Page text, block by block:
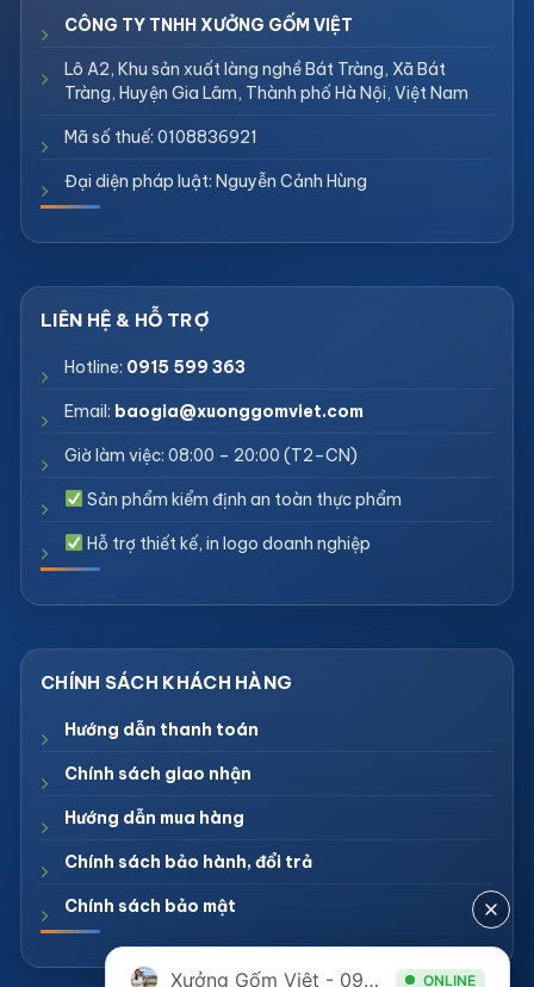
CÔNG TY TNHH XƯỞNG GỐM VIỆT
Lô A2, Khu sản xuất làng nghề Bát Tràng, Xã Bát
Tràng, Huyện Gia Lâm, Thành phố Hà Nội, Việt Nam
Mã số thuế: 0108836921
Đại diện pháp luật: Nguyễn Cảnh Hùng
Hotline: 0915 599 363
Email: baogia@xuonggomviet.com
Giờ làm việc: 08:00 – 20:00 (T2–CN)
Sản phẩm kiểm định an toàn thực phẩm
Hỗ trợ thiết kế, in logo doanh nghiệp
Hướng dẫn thanh toán
Chính sách giao nhận
Hướng dẫn mua hàng
Chính sách bảo hành, đổi trả
Chính sách bảo mật
Xưởng Gốm Việt - 094.1900.823 ONLINE